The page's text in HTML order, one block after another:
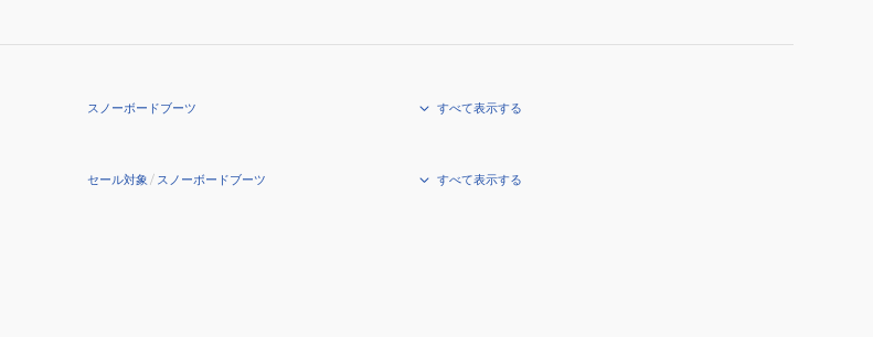
スノーボードブーツ すべて表示する
セール対象 / スノーボードブーツ すべて表示する